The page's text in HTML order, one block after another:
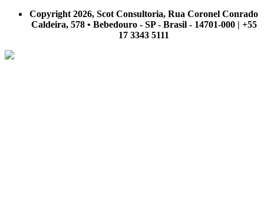
Copyright 2026, Scot Consultoria, Rua Coronel Conrado
Caldeira, 578 • Bebedouro - SP - Brasil - 14701-000 | +55
17 3343 5111